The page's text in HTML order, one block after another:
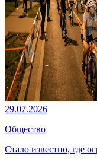
29.07.2026
Общество
Стало известно, где